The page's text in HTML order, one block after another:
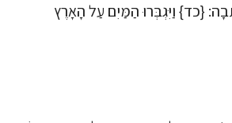
{כד} וַיִּגְבְּרוּ הַמַּיִם עַל הָאָרֶץ